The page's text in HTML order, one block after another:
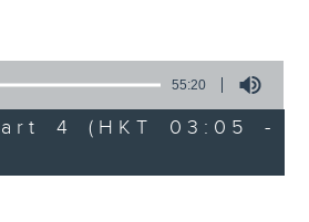
55:20
4 (HKT 03:05 -